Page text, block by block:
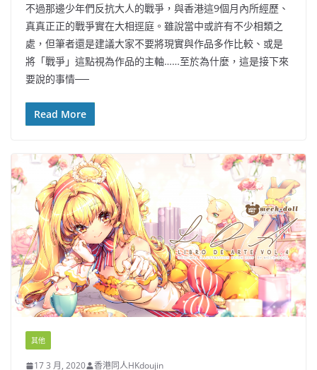
不過那邊少年們反抗大人的戰爭，與香港這9個月內所經歷、
真真正正的戰爭實在大相逕庭。雖說當中或許有不少相類之
處，但筆者還是建議大家不要將現實與作品多作比較、或是
將「戰爭」這點視為作品的主軸……至於為什麼，這是接下來
要說的事情──
Read More
其他
17 3 月, 2020 香港同人HKdoujin